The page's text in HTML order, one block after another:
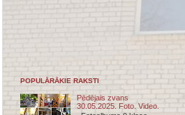
POPULĀRĀKIE RAKSTI
Pēdējais zvans
30.05.2025. Foto. Video.